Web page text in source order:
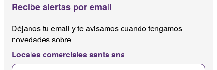
Recibe alertas por email
Déjanos tu email y te avisamos cuando tengamos
novedades sobre
Locales comerciales santa ana